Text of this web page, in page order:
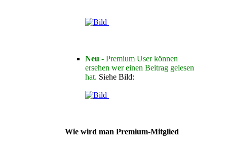
Neu - Premium User können
ersehen wer einen Beitrag gelesen
hat. Siehe Bild:
Wie wird man Premium-Mitglied